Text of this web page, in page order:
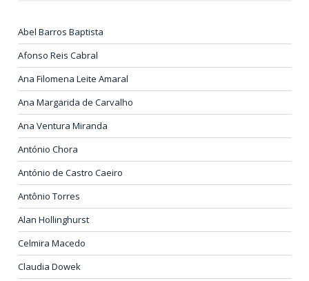
Abel Barros Baptista
Afonso Reis Cabral
Ana Filomena Leite Amaral
Ana Margarida de Carvalho
Ana Ventura Miranda
António Chora
António de Castro Caeiro
Antônio Torres
Alan Hollinghurst
Celmira Macedo
Claudia Dowek